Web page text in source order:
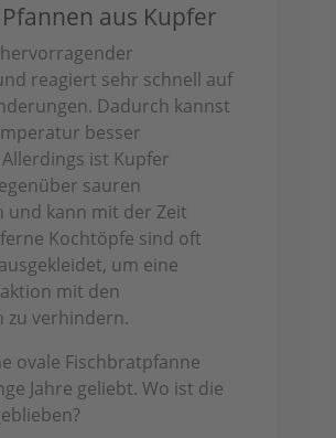
aus Kupfer
reagiert sehr schnell auf
Dadurch kannst
besser
ist Kupfer
sauren
und kann mit der Zeit
Kochtöpfe sind oft
um eine
mit den
zu verhindern.
ovale Fischbratpfanne
Jahre geliebt. Wo ist die